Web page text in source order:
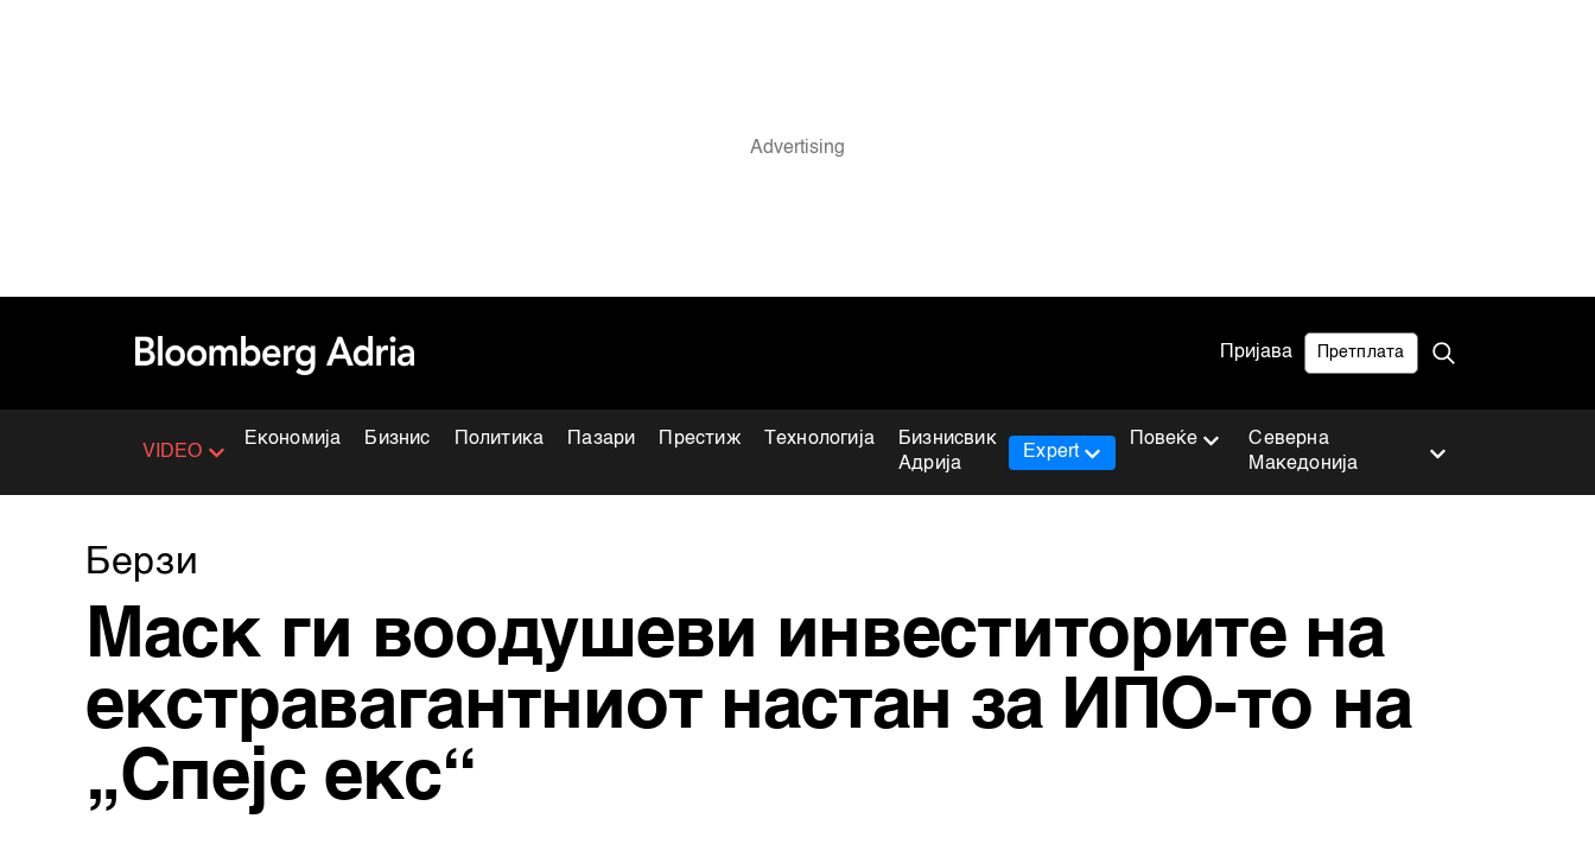
Пријава Претплата
VIDEO
Економија Бизнис Политика Пазари Престиж Технологија
Бизнисвик
Адрија
Северна
Македонија
Expert
Повеќе
Берзи
Маск ги воодушеви инвеститорите на
екстравагантниот настан за ИПО-то на
„Спејс екс“